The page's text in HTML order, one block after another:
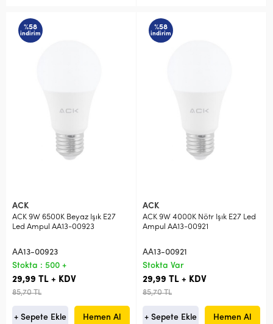
%58
indirim
ACK
ACK 9W 6500K Beyaz Işık E27
Led Ampul AA13-00923
AA13-00923
Stokta : 500 +
29,99 TL + KDV
85,70 TL
+ Sepete Ekle Hemen Al
%58
indirim
ACK
ACK 9W 4000K Nötr Işık E27 Led
Ampul AA13-00921
AA13-00921
Stokta Var
29,99 TL + KDV
85,70 TL
+ Sepete Ekle Hemen Al